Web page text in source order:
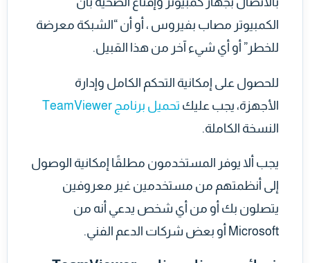
الكمبيوتر مصاب بفيروس ، أو أن “الشبكة معرضة
للخطر” أو أي شيء آخر من هذا القبيل.
للحصول على إمكانية التحكم الكامل وإدارة
الأجهزة، يجب عليك تحميل برنامج TeamViewer
النسخة الكاملة.
يجب ألا يوفر المستخدمون مطلقًا إمكانية الوصول
إلى أنظمتهم من مستخدمين غير معروفين
يتصلون بك أو من أي شخص يدعي أنه من
Microsoft أو بعض شركات الدعم الفني.